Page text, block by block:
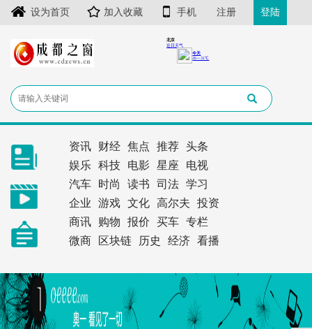
设为首页 加入收藏 手机 注册 登陆
资讯 财经 焦点 推荐
头条
娱乐
科技 电影 星座
电视
汽车
时尚 读书 司法
学习
企业
游戏 文化 高尔夫
投资
商讯
购物 报价 买车
专栏
微商
区块链 历史 经济 看播